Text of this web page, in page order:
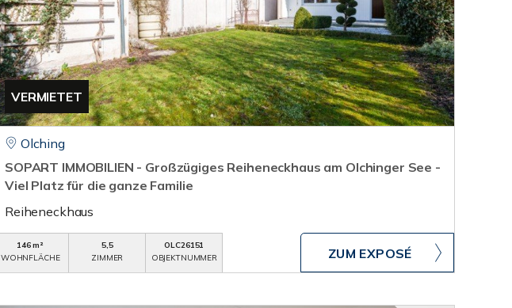
VERMIETET
Olching
SOPART IMMOBILIEN - Großzügiges Reiheneckhaus am Olchinger See -
Viel Platz für die ganze Familie
Reiheneckhaus
146 m²
WOHNFLÄCHE
5,5
ZIMMER
OLC26151
OBJEKTNUMMER
ZUM EXPOSÉ